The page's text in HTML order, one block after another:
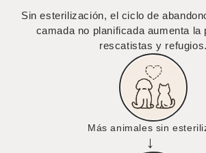
Sin esterilización, el ciclo de
camada no planificada aumenta la
rescatistas y refugios.
Más animales sin
→